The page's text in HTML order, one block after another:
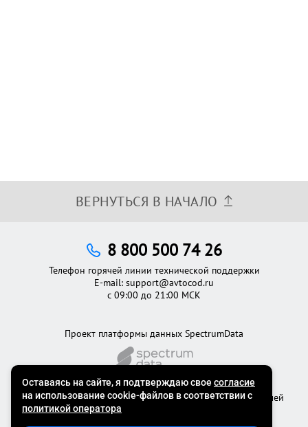
ВЕРНУТЬСЯ В НАЧАЛО
©2012 - 2026Официальный сервис проверки автомобилей
Проект платформы данных SpectrumData
8 800 500 74 26
Телефон горячей линии технической поддержки
E-mail: support@avtocod.ru
с 09:00 до 21:00 МСК